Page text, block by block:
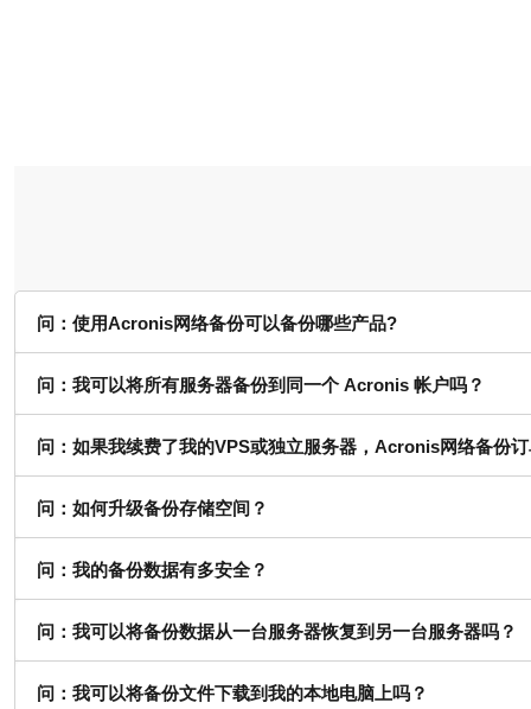
问：使用Acronis网络备份可以备份哪些产品?
问：我可以将所有服务器备份到同一个 Acronis 帐户吗？
问：如果我续费了我的VPS或独立服务器，Acronis网络备份
问：如何升级备份存储空间？
问：我的备份数据有多安全？
问：我可以将备份数据从一台服务器恢复到另一台服务器吗？
问：我可以将备份文件下载到我的本地电脑上吗？